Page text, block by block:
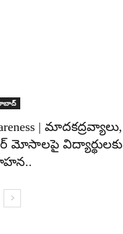
| మాదకద్రవ్యాలు,
మోసాలపై విద్యార్థులకు